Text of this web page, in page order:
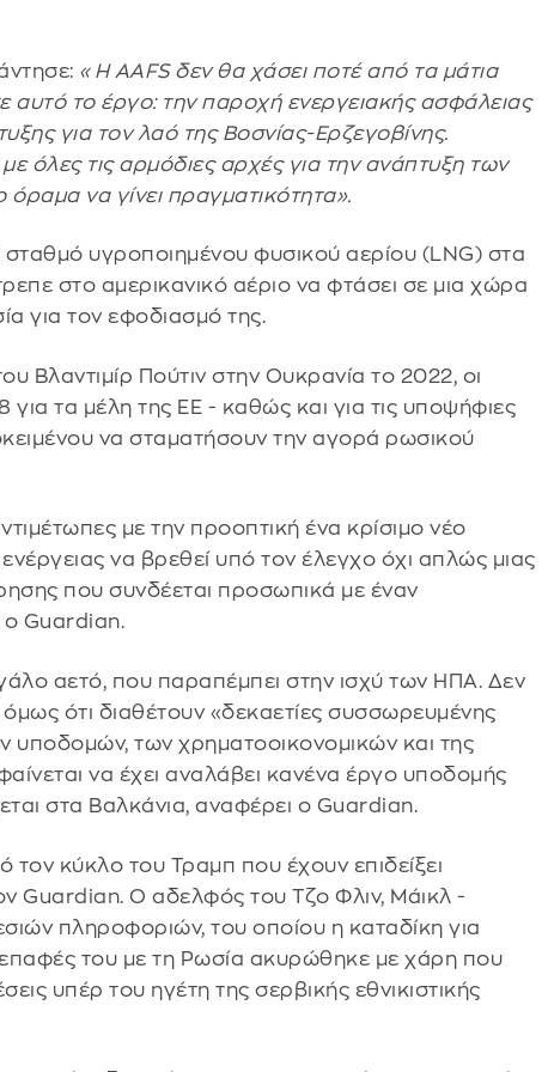
«Η AAFS δεν θα χάσει ποτέ από τα μάτια
αυτό το έργο: την παροχή ενεργειακής ασφάλειας
για τον λαό της Βοσνίας-Ερζεγοβίνης.
όλες τις αρμόδιες αρχές για την ανάπτυξη των
να γίνει πραγματικότητα».
υγροποιημένου φυσικού αερίου (LNG) στα
στο αμερικανικό αέριο να φτάσει σε μια χώρα
για τον εφοδιασμό της.
Βλαντιμίρ Πούτιν στην Ουκρανία το 2022, οι
τα μέλη της ΕΕ - καθώς και για τις υποψήφιες
να σταματήσουν την αγορά ρωσικού
με την προοπτική ένα κρίσιμο νέο
να βρεθεί υπό τον έλεγχο όχι απλώς μιας
που συνδέεται προσωπικά με έναν
ο Guardian.
αετό, που παραπέμπει στην ισχύ των ΗΠΑ. Δεν
ότι διαθέτουν «δεκαετίες συσσωρευμένης
υποδομών, των χρηματοοικονομικών και της
να έχει αναλάβει κανένα έργο υποδομής
στα Βαλκάνια, αναφέρει ο Guardian.
τον κύκλο του Τραμπ που έχουν επιδείξει
Guardian. Ο αδελφός του Τζο Φλιν, Μάικλ -
πληροφοριών, του οποίου η καταδίκη για
επαφές του με τη Ρωσία ακυρώθηκε με χάρη που
υπέρ του ηγέτη της σερβικής εθνικιστικής